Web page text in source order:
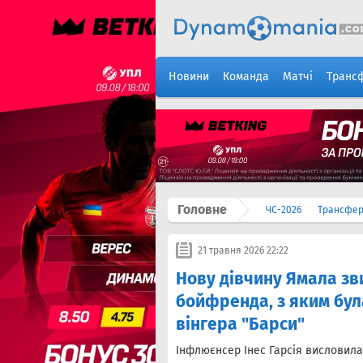
Новини Команда Матчі
Головне ЧС-2026
21 травня 2026 22:22
Нову дівчину Ямала
бойфренда, з яким
вінгера "Барси"
Інфлюєнсер Інес Гарсія